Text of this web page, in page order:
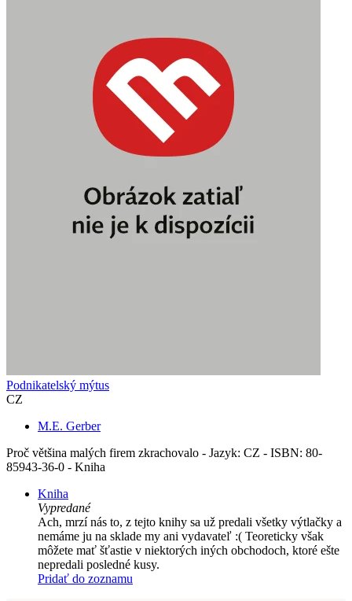
Podnikatelský mýtus
CZ
M.E. Gerber
Proč většina malých firem zkrachovalo - Jazyk: CZ - ISBN: 80-
85943-36-0 - Kniha
Kniha
Vypredané
Ach, mrzí nás to, z tejto knihy sa už predali všetky výtlačky a
nemáme ju na sklade my ani vydavateľ :( Teoreticky však
môžete mať šťastie v niektorých iných obchodoch, ktoré ešte
nepredali posledné kusy.
Pridať do zoznamu